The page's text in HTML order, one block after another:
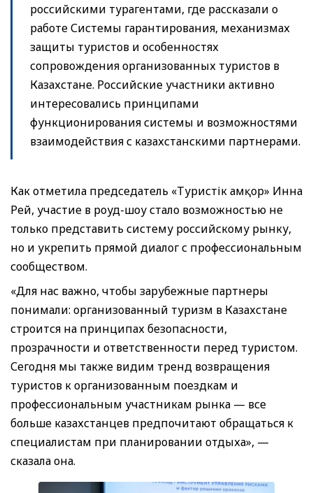
российскими турагентами, где рассказали о
работе Системы гарантирования, механизмах
защиты туристов и особенностях
сопровождения организованных туристов в
Казахстане. Российские участники активно
интересовались принципами
функционирования системы и возможностями
взаимодействия с казахстанскими партнерами.
Как отметила председатель «Туристік Қамқор» Инна
Рей, участие в роуд-шоу стало возможностью не
только представить систему российскому рынку,
но и укрепить прямой диалог с профессиональным
сообществом.
«Для нас важно, чтобы зарубежные партнеры
понимали: организованный туризм в Казахстане
строится на принципах безопасности,
прозрачности и ответственности перед туристом.
Сегодня мы также видим тренд возвращения
туристов к организованным поездкам и
профессиональным участникам рынка — все
больше казахстанцев предпочитают обращаться к
специалистам при планировании отдыха», —
сказала она.